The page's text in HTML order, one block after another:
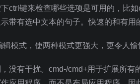
ctrl键来检查哪些选项是可用的，比
带有选中文本的句子。快速的和有用
辑模式，使两种模式更强大，更令人
没有干扰。cmd-/cmd+用于扩展所